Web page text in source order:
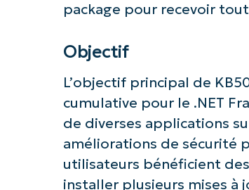
package pour recevoir
Objectif
L’objectif principal de
cumulative pour le .NET
de diverses applications
améliorations de sécurité
utilisateurs bénéficient
installer plusieurs mises à